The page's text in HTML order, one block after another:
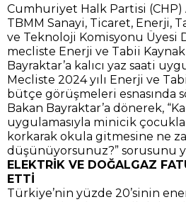
Cumhuriyet Halk Partisi
TBMM Sanayi, Ticaret, Enerji,
ve Teknoloji Komisyonu Üyesi
mecliste Enerji ve Tabii
Bayraktar’a kalıcı yaz saati
Mecliste 2024 yılı Enerji ve
bütçe görüşmeleri esnasında
Bakan Bayraktar’a dönerek,
uygulamasıyla minicik
korkarak okula gitmesine ne
düşünüyorsunuz?” sorusunu
ELEKTRİK VE DOĞALGAZ
ETTİ
Türkiye’nin yüzde 20’sinin